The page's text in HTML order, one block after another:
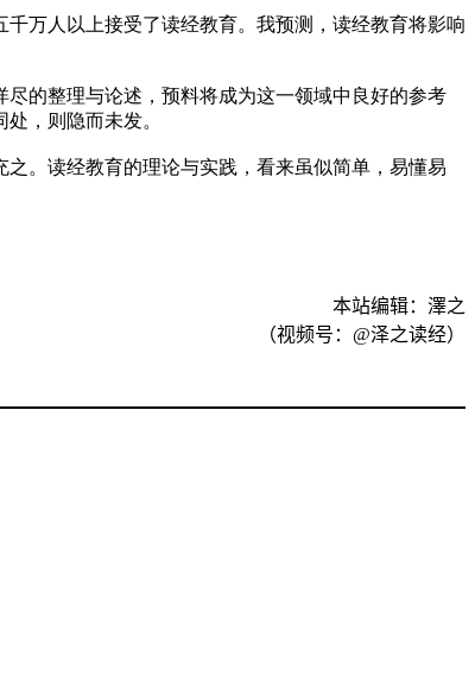
万人以上接受了读经教育。我预测，读经教育将影响
的整理与论述，预料将成为这一领域中良好的参考
，则隐而未发。
。读经教育的理论与实践，看来虽似简单，易懂易
本站编辑：澤之
（视频号： @泽之读经）